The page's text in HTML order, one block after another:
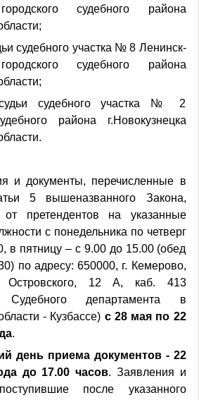
судебного района
судебного участка № 8 Ленинск-
судебного района
судебного участка № 2
района г.Новокузнецка
и документы, перечисленные в
5 вышеназванного Закона,
от претендентов на указанные
с понедельника по четверг
в пятницу – с 9.00 до 15.00 (обед
по адресу: 650000, г. Кемерово,
Островского, 12 А, каб. 413
Судебного департамента в
- Кузбассе) с 28 мая по 22
.
день приема документов - 22
до 17.00 часов. Заявления и
после указанного